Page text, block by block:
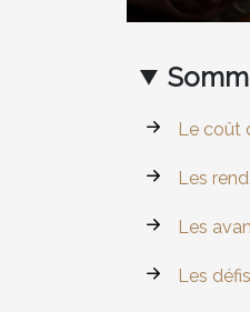
Le coût
Les
Les
Les